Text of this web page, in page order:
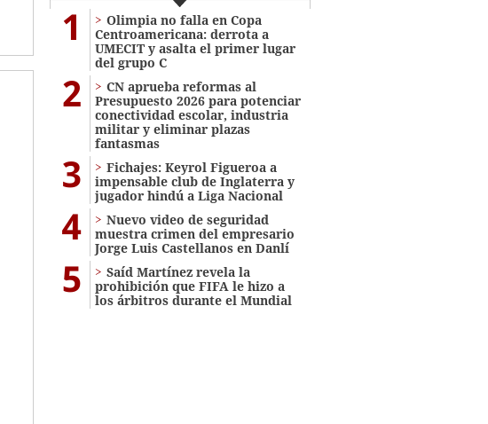
1
Olimpia no falla en Copa
Centroamericana: derrota a
UMECIT y asalta el primer lugar
del grupo C
2
CN aprueba reformas al
Presupuesto 2026 para potenciar
conectividad escolar, industria
militar y eliminar plazas
fantasmas
3
Fichajes: Keyrol Figueroa a
impensable club de Inglaterra y
jugador hindú a Liga Nacional
4
Nuevo video de seguridad
muestra crimen del empresario
Jorge Luis Castellanos en Danlí
5
Saíd Martínez revela la
prohibición que FIFA le hizo a
los árbitros durante el Mundial